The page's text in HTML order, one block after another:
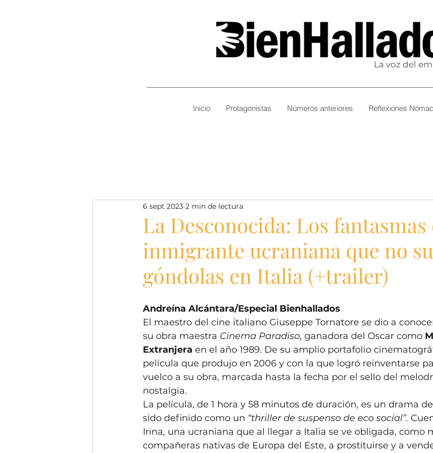
La voz del
Inicio Protagonistas Números anteriores Reflexiones
La Desconocida: Los fantasmas
inmigrante ucraniana que no
góndolas en Italia (+trailer)
6 sept 2023 2 min de lectura
Andreína Alcántara/Especial Bienhallados
El maestro del cine italiano Giuseppe Tornatore se dio a
su obra maestra Cinema Paradiso, ganadora del Oscar como
Extranjera en el año 1989. De su amplio portafolio
película que produjo en 2006 y con la que logró reinventarse
vuelco a su obra, marcada hasta la fecha por el sello del
nostalgia.
La película, de 1 hora y 58 minutos de duración, es un drama
sido definido como un “thriller de suspenso de eco social”.
Irina, una ucraniana que al llegar a Italia se ve obligada, como
compañeras nativas de Europa del Este, a prostituirse y a